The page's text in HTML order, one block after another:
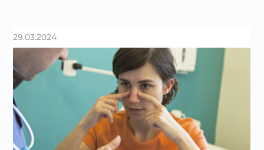
29.03.2024